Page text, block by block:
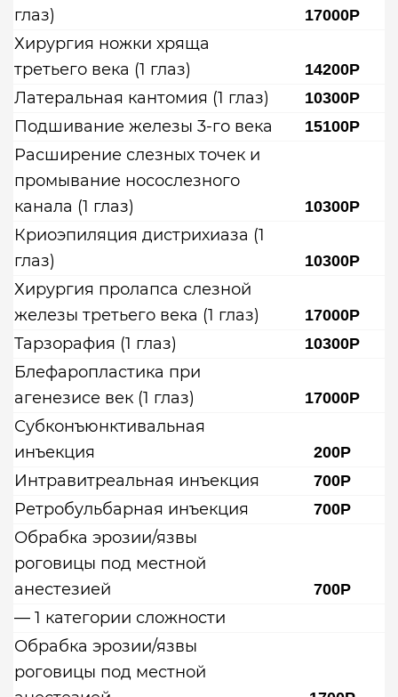
глаз)
17000Р
Хирургия ножки хряща
третьего века (1 глаз)
14200Р
Латеральная кантомия (1 глаз) 10300Р
Подшивание железы 3-го века 15100Р
Расширение слезных точек и
промывание носослезного
канала (1 глаз)
10300Р
Криоэпиляция дистрихиаза (1
глаз)
10300Р
Хирургия пролапса слезной
железы третьего века (1 глаз)
17000Р
Тарзорафия (1 глаз) 10300Р
Блефаропластика при
агенезисе век (1 глаз)
17000Р
Субконъюнктивальная
инъекция
200Р
Интравитреальная инъекция 700Р
Ретробульбарная инъекция 700Р
Обрабка эрозии/язвы
роговицы под местной
анестезией
700Р
— 1 категории сложности
Обрабка эрозии/язвы
роговицы под местной